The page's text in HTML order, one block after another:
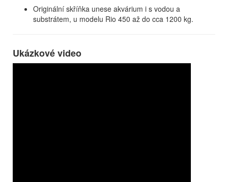
Originální skříňka unese akvárium i s vodou a
substrátem, u modelu Rio 450 až do cca 1200 kg.
Ukázkové video